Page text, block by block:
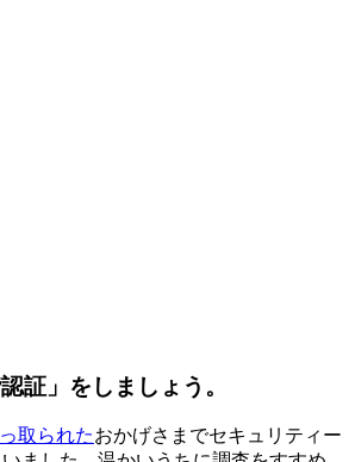
証」をしましょう。
取られたおかげさまでセキュリティー